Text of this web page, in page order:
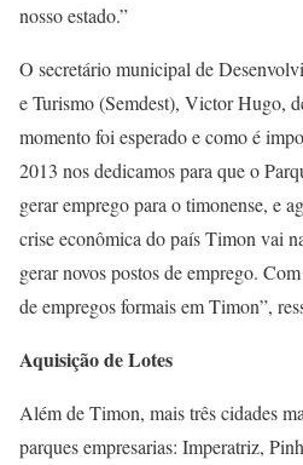
nosso estado.”
O secretário municipal de
e Turismo (Semdest), Victor Hugo,
momento foi esperado e como é
2013 nos dedicamos para que o
gerar emprego para o timonense, e
crise econômica do país Timon vai
gerar novos postos de emprego.
de empregos formais em Timon”,
Aquisição de Lotes
Além de Timon, mais três cidades
parques empresarias: Imperatriz,